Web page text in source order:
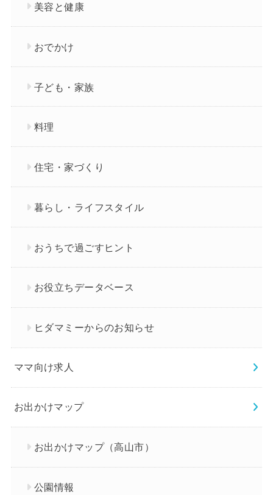
美容と健康
おでかけ
子ども・家族
料理
住宅・家づくり
暮らし・ライフスタイル
おうちで過ごすヒント
お役立ちデータベース
ヒダマミーからのお知らせ
ママ向け求人
お出かけマップ
お出かけマップ（高山市）
公園情報